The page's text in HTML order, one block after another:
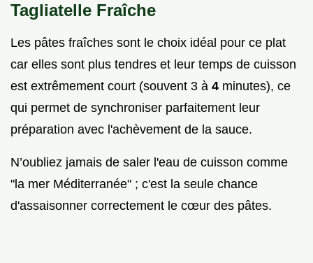
Tagliatelle Fraîche
Les pâtes fraîches sont le choix idéal pour ce plat
car elles sont plus tendres et leur temps de cuisson
est extrêmement court (souvent 3 à 4 minutes), ce
qui permet de synchroniser parfaitement leur
préparation avec l'achèvement de la sauce.
N’oubliez jamais de saler l'eau de cuisson comme
"la mer Méditerranée" ; c'est la seule chance
d'assaisonner correctement le cœur des pâtes.